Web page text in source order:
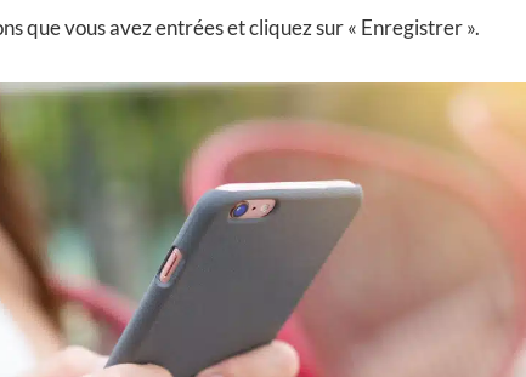
que vous avez entrées et cliquez sur « Enregistrer ».